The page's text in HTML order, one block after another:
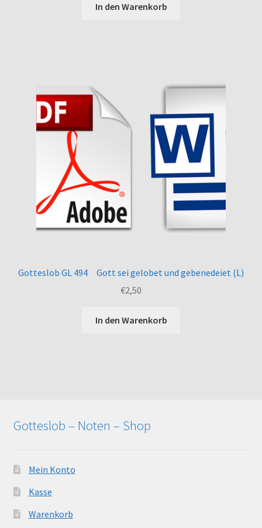
In den Warenkorb
Gotteslob GL 494 Gott sei gelobet und gebenedeiet (L)
€2,50
In den Warenkorb
Gotteslob – Noten – Shop
Mein Konto
Kasse
Warenkorb